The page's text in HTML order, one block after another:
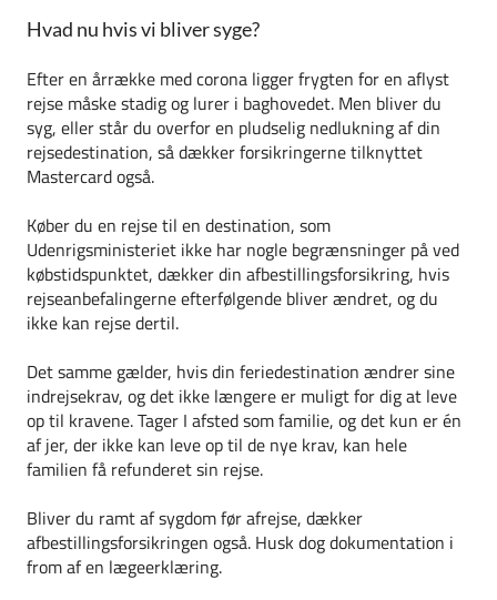
Hvad nu hvis vi bliver syge?
Efter en årrække med corona ligger frygten for en aflyst
rejse måske stadig og lurer i baghovedet. Men bliver du
syg, eller står du overfor en pludselig nedlukning af din
rejsedestination, så dækker forsikringerne tilknyttet
Mastercard også.
Køber du en rejse til en destination, som
Udenrigsministeriet ikke har nogle begrænsninger på ved
købstidspunktet, dækker din afbestillingsforsikring, hvis
rejseanbefalingerne efterfølgende bliver ændret, og du
ikke kan rejse dertil.
Det samme gælder, hvis din feriedestination ændrer sine
indrejsekrav, og det ikke længere er muligt for dig at leve
op til kravene. Tager I afsted som familie, og det kun er én
af jer, der ikke kan leve op til de nye krav, kan hele
familien få refunderet sin rejse.
Bliver du ramt af sygdom før afrejse, dækker
afbestillingsforsikringen også. Husk dog dokumentation i
from af en lægeerklæring.